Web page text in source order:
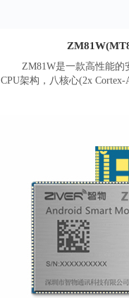
ZM81W是一款高性能的
CPU架构，八核心(2x Cortex-
系列模组目前包含3个版本
ZM81W模块支持2.4G/5G
5.2、多星GNSS(GPS/北斗/
了丰富的功能接口，包含
声器、UART、USB、I2C、
外设